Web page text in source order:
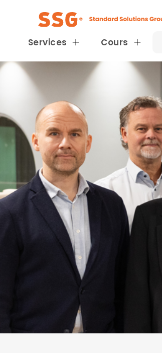
Services Cours